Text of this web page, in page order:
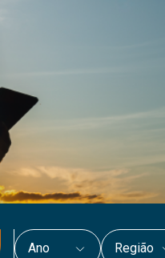
Ano Região